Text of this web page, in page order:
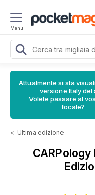
Menu
Attualmente si sta
versione Italy del
Volete passare al
locale?
< Ultima edizione
CARPology